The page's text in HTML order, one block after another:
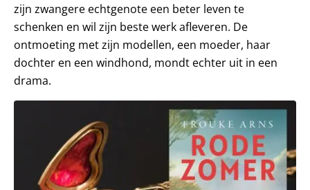
zijn zwangere echtgenote een beter leven te
schenken en wil zijn beste werk afleveren. De
ontmoeting met zijn modellen, een moeder, haar
dochter en een windhond, mondt echter uit in een
drama.